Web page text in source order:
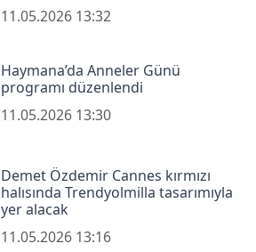
11.05.2026 13:32
Haymana’da Anneler Günü
programı düzenlendi
11.05.2026 13:30
Demet Özdemir Cannes kırmızı
halısında Trendyolmilla tasarımıyla
yer alacak
11.05.2026 13:16